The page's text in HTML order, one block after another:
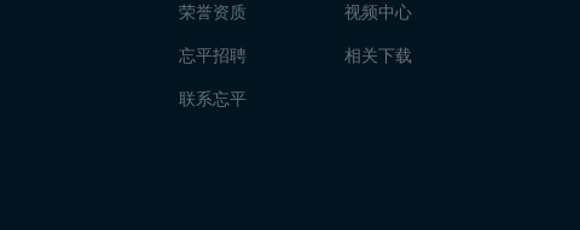
荣誉资质
忘平招聘
联系忘平
视频中心
相关下载